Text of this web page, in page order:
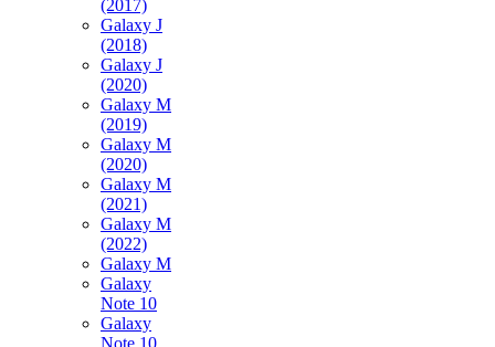
(2017)
Galaxy J
(2018)
Galaxy J
(2020)
Galaxy M
(2019)
Galaxy M
(2020)
Galaxy M
(2021)
Galaxy M
(2022)
Galaxy M
Galaxy
Note 10
Galaxy
Note 10